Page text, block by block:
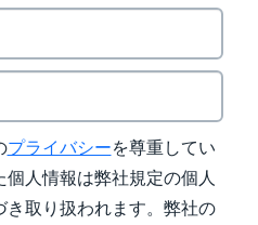
プライバシーを尊重してい
個人情報は弊社規定の個人
き取り扱われます。弊社の